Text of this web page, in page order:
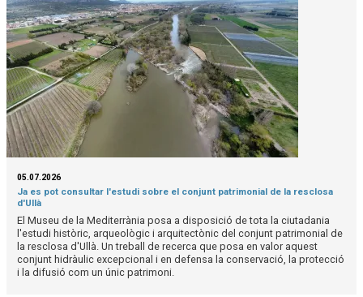
05.07.2026
Ja es pot consultar l'estudi sobre el conjunt patrimonial de la resclosa
d'Ullà
El Museu de la Mediterrània posa a disposició de tota la ciutadania
l'estudi històric, arqueològic i arquitectònic del conjunt patrimonial de
la resclosa d'Ullà. Un treball de recerca que posa en valor aquest
conjunt hidràulic excepcional i en defensa la conservació, la protecció
i la difusió com un únic patrimoni.